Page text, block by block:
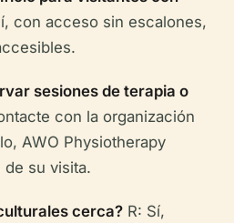
con acceso sin escalones,
sesiones de terapia o
con la organización
AWO Physiotherapy
de su visita.
cerca? R: Sí,